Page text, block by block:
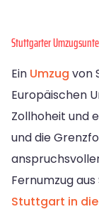
Stuttgarter
Ein Umzug von
Europäischen
Zollhoheit und
und die
Fernumzug
Stuttgart in